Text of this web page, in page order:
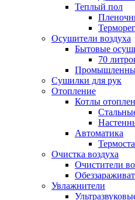
Теплый пол
Осушители воздуха
Бытовые
70
Сушилки для рук
Отопление
Котлы
Автоматика
Очистка воздуха
Очистители
Увлажнители